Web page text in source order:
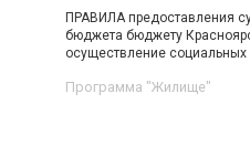
ПРАВИЛА предоставления
бюджета бюджету
осуществление
Программа "Жилище"